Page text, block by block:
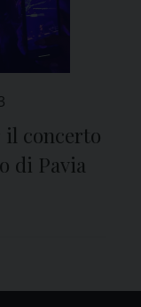
il concerto
di Pavia